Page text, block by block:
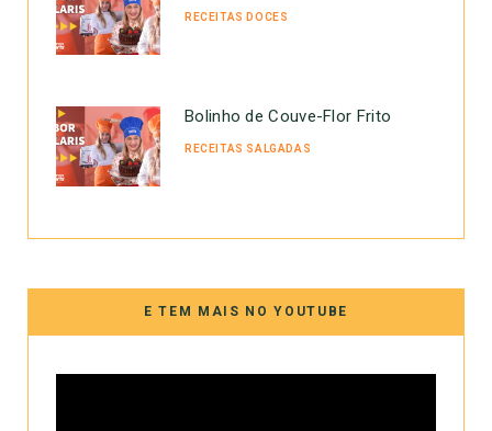
RECEITAS DOCES
Bolinho de Couve-Flor Frito
RECEITAS SALGADAS
E TEM MAIS NO YOUTUBE